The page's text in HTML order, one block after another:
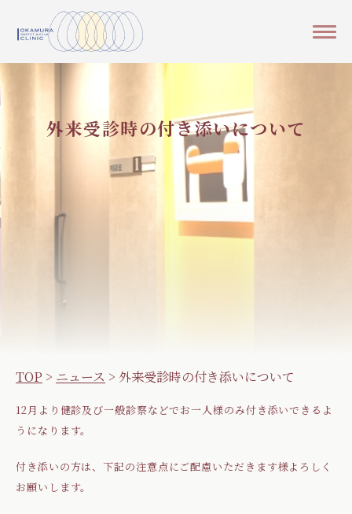
外来受診時の付き添いについて
TOP > ニュース > 外来受診時の付き添いについて
12月より健診及び一般診察などでお一人様のみ付き添いできるよ
うになります。
付き添いの方は、下記の注意点にご配慮いただきます様よろしく
お願いします。